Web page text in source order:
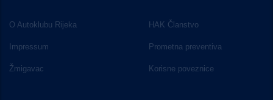
O Autoklubu Rijeka HAK Članstvo
Impressum Prometna preventiva
Žmigavac Korisne poveznice